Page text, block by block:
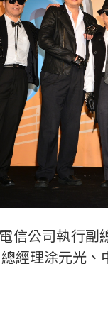
信公司執行
經理涂元光